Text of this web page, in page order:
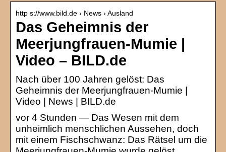
http s://www.bild.de › News › Ausland
Das Geheimnis der
Meerjungfrauen-Mumie |
Video – BILD.de
Nach über 100 Jahren gelöst: Das
Geheimnis der Meerjungfrauen-Mumie |
Video | News | BILD.de
vor 4 Stunden — Das Wesen mit dem
unheimlich menschlichen Aussehen, doch
mit einem Fischschwanz: Das Rätsel um die